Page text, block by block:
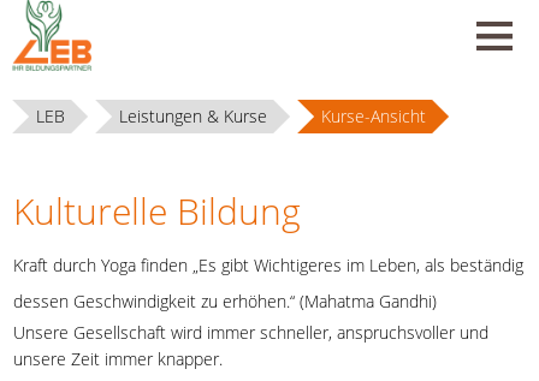
LEB Leistungen & Kurse Kurse-Ansicht
Kulturelle Bildung
Kraft durch Yoga finden „Es gibt Wichtigeres im Leben, als beständig
dessen Geschwindigkeit zu erhöhen.“ (Mahatma Gandhi)
Unsere Gesellschaft wird immer schneller, anspruchsvoller und
unsere Zeit immer knapper.